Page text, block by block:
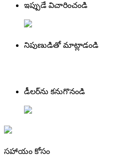
ఇప్పుడే విచారించండి
నిపుణుడితో మాట్లాడండి
డీలర్‌ను కనుగొనండి
సహాయం కోసం